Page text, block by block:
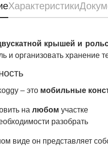
Характеристики
крышей и
и организовать хранение
– это мобильные
на любом участке
разобрать
виде он представляет